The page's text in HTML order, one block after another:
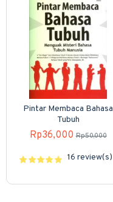
Pintar Membaca Bahasa
Tubuh
Rp36,000 Rp50,000
16 review(s)